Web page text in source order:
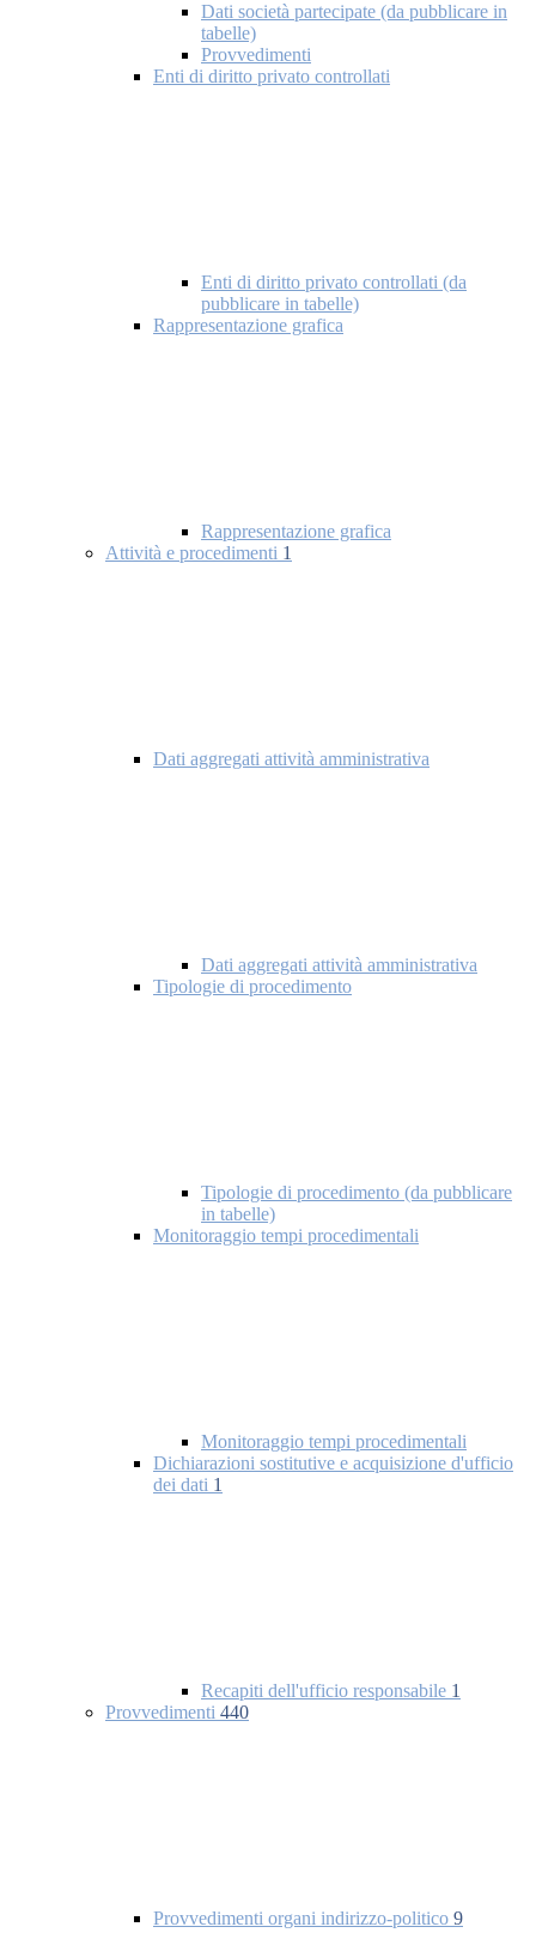
Dati società partecipate (da pubblicare in
tabelle)
Provvedimenti
Enti di diritto privato controllati
Enti di diritto privato controllati (da
pubblicare in tabelle)
Rappresentazione grafica
Rappresentazione grafica
Attività e procedimenti 1
Dati aggregati attività amministrativa
Dati aggregati attività amministrativa
Tipologie di procedimento
Tipologie di procedimento (da pubblicare
in tabelle)
Monitoraggio tempi procedimentali
Monitoraggio tempi procedimentali
Dichiarazioni sostitutive e acquisizione d'ufficio
dei dati 1
Recapiti dell'ufficio responsabile 1
Provvedimenti 440
Provvedimenti organi indirizzo-politico 9